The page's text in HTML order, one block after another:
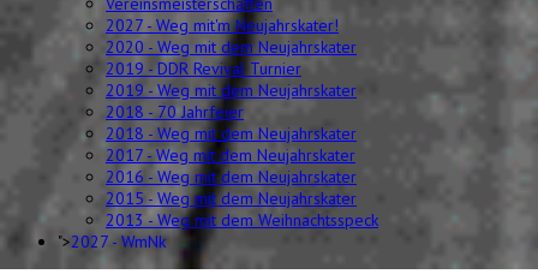
2027 - Weg mit'm Neujahrskater!
2020 - Weg mit dem Neujahrskater
2019 - DDR Revival Turnier
2019 - Weg mit dem Neujahrskater
2018 - 70 Jahrfeier
2018 - Weg mit dem Neujahrskater
2017 - Weg mit dem Neujahrskater
2016 - Weg mit dem Neujahrskater
2015 - Weg mit dem Neujahrskater
2013 - Weg mit dem Weihnachtsspeck
">2027 - WmNk